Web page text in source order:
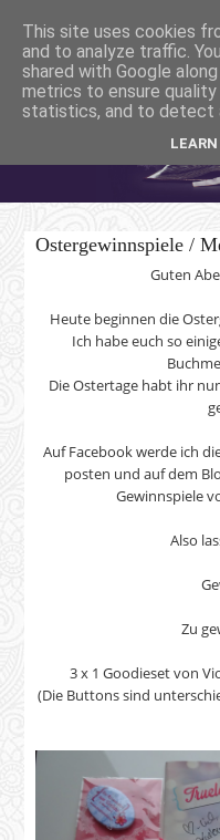
Ostergewinnspiele /
Guten
Heute beginnen die
Ich habe euch so
Die Ostertage habt ihr
Auf Facebook werde ich
posten und auf dem
Gewinnspiele
Also
Zu
3 x 1 Goodieset von
(Die Buttons sind
This site uses cookies
and to analyze traffic.
shared with Google
metrics to ensure
statistics, and to detect
LEARN